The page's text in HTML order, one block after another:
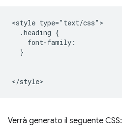
<style type="text/css">
  .heading {
    font-family:
  }
Verrà generato il seguente CSS: